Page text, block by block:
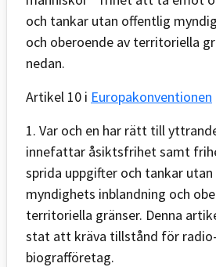
och tankar utan offentlig
och oberoende av territoriella
nedan.
Artikel 10 i Europakonventionen
1. Var och en har rätt till
innefattar åsiktsfrihet samt
sprida uppgifter och tankar
myndighets inblandning och
territoriella gränser. Denna
stat att kräva tillstånd för
biografföretag.